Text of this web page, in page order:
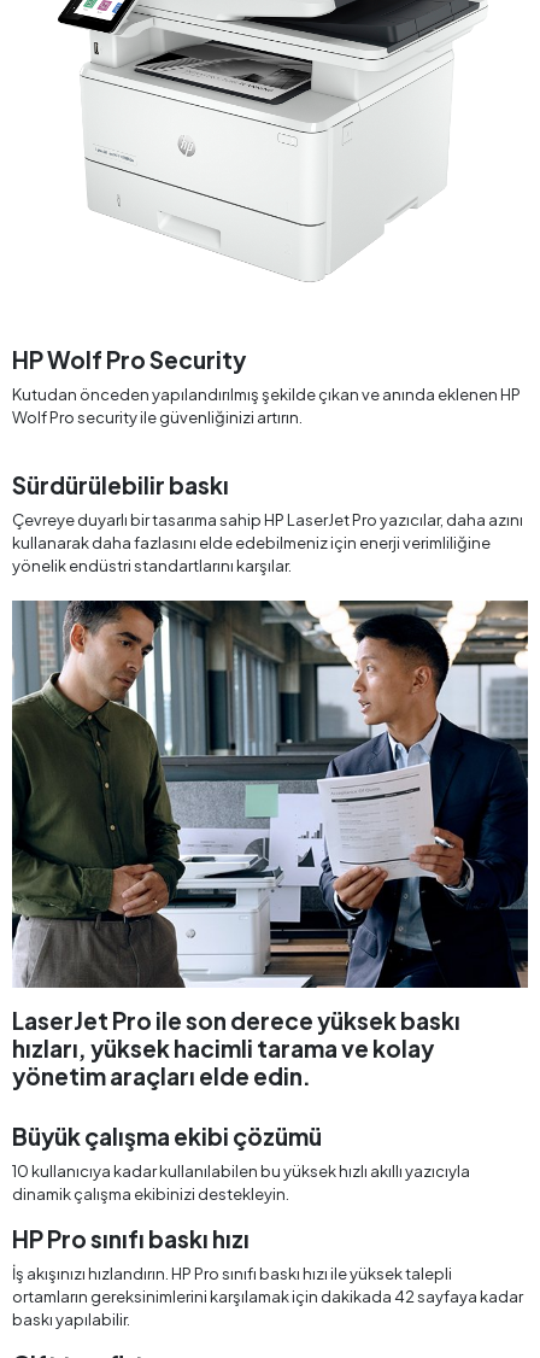
HP Wolf Pro Security
Kutudan önceden yapılandırılmış şekilde çıkan ve anında eklenen HP
Wolf Pro security ile güvenliğinizi artırın.
Sürdürülebilir baskı
Çevreye duyarlı bir tasarıma sahip HP LaserJet Pro yazıcılar, daha azını
kullanarak daha fazlasını elde edebilmeniz için enerji verimliliğine
yönelik endüstri standartlarını karşılar.
LaserJet Pro ile son derece yüksek baskı
hızları, yüksek hacimli tarama ve kolay
yönetim araçları elde edin.
Büyük çalışma ekibi çözümü
10 kullanıcıya kadar kullanılabilen bu yüksek hızlı akıllı yazıcıyla
dinamik çalışma ekibinizi destekleyin.
HP Pro sınıfı baskı hızı
İş akışınızı hızlandırın. HP Pro sınıfı baskı hızı ile yüksek talepli
ortamların gereksinimlerini karşılamak için dakikada 42 sayfaya kadar
baskı yapılabilir.